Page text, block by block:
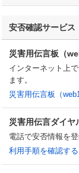
安否確認サービス
災害用伝言板（
インターネット上
ます。
災害用伝言板（
災害用伝言ダイヤ
電話で安否情報を
利用手順を確認する